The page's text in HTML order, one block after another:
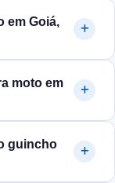
em Goiá,
moto em
guincho